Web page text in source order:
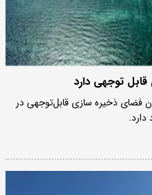
توجهی دارد
فضای ذخیره سازی قابل‌توجهی در